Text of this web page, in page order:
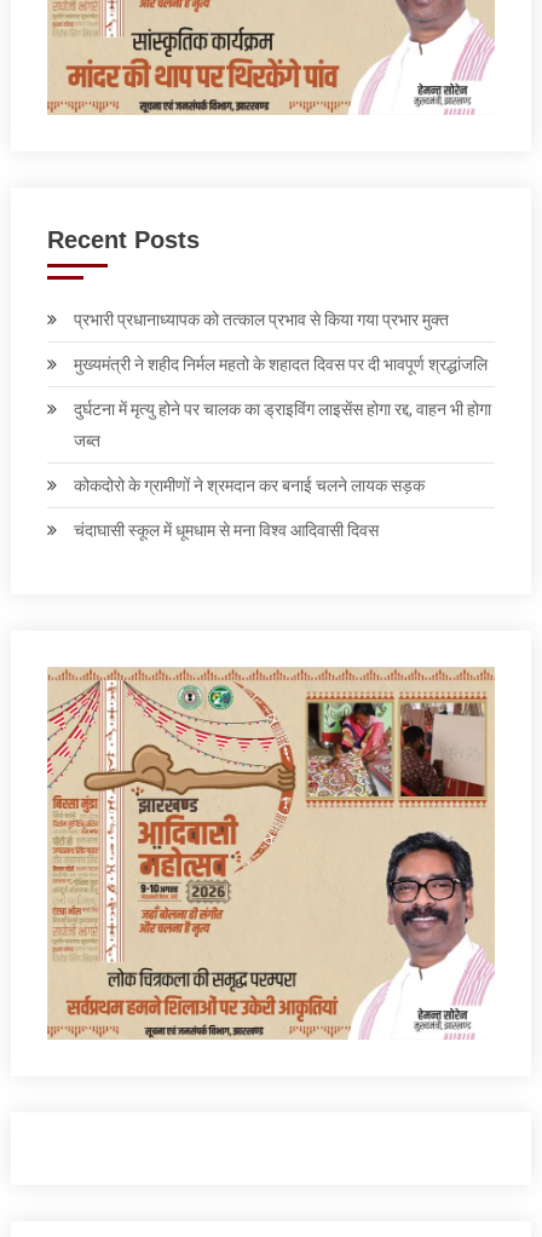
Recent Posts
प्रभारी प्रधानाध्यापक को तत्काल प्रभाव से किया गया प्रभार मुक्त
मुख्यमंत्री ने शहीद निर्मल महतो के शहादत दिवस पर दी भावपूर्ण श्रद्धांजलि
दुर्घटना में मृत्यु होने पर चालक का ड्राइविंग लाइसेंस होगा रद्द, वाहन भी होगा
जब्त
कोकदोरो के ग्रामीणों ने श्रमदान कर बनाई चलने लायक सड़क
चंदाघासी स्कूल में धूमधाम से मना विश्व आदिवासी दिवस